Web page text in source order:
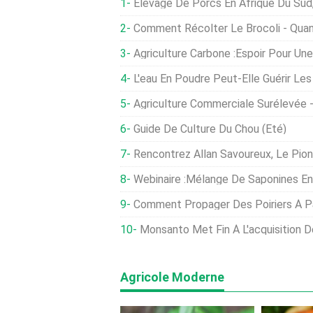
Élevage De Porcs En Afrique Du
Comment Récolter Le Brocoli -
Agriculture Carbone :espoir Pour
L'eau En Poudre Peut-Elle Guérir
Agriculture Commerciale Surélevée
Guide De Culture Du Chou (été)
Rencontrez Allan Savoureux, Le
Webinaire :Mélange De Saponines En Tant
Comment Propager Des Poiriers À
Monsanto Met Fin À L'acquisition De La
Agricole Moderne